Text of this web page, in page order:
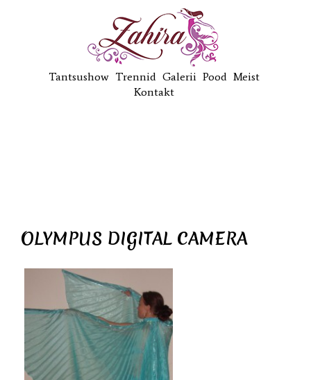
Tantsushow Trennid Galerii Pood Meist
Kontakt
OLYMPUS DIGITAL CAMERA